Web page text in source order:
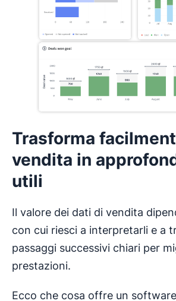
Trasforma
vendita in
utili
Il valore dei dati di vendita
con cui riesci a interpretarli e a
passaggi successivi chiari per
prestazioni.
Ecco che cosa offre un